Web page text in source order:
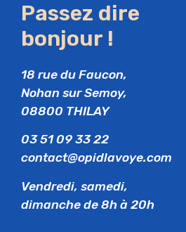
Passez dire
bonjour !
18 rue du Faucon,
Nohan sur Semoy,
08800 THILAY
03 51 09 33 22
contact@opidlavoye.com
Vendredi, samedi,
dimanche de 8h à 20h